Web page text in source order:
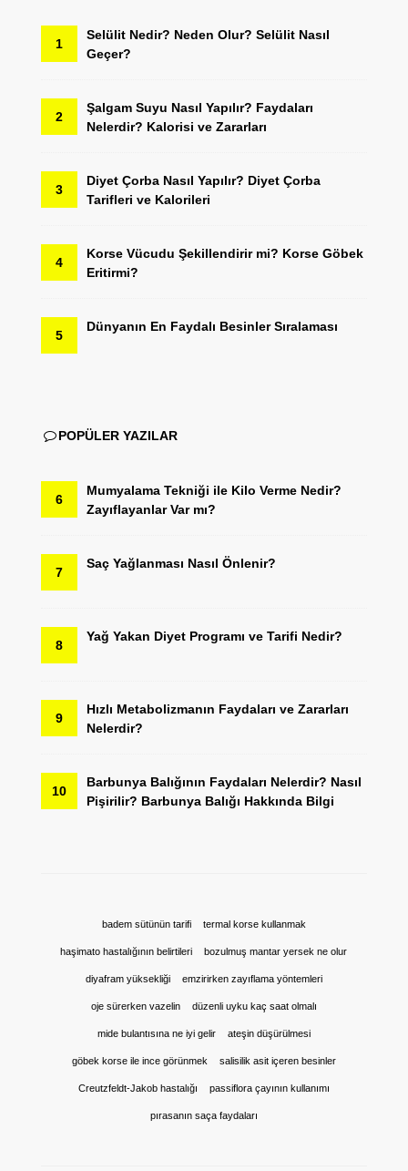
1
Selülit Nedir? Neden Olur? Selülit Nasıl
Geçer?
2
Şalgam Suyu Nasıl Yapılır? Faydaları
Nelerdir? Kalorisi ve Zararları
3
Diyet Çorba Nasıl Yapılır? Diyet Çorba
Tarifleri ve Kalorileri
4
Korse Vücudu Şekillendirir mi? Korse Göbek
Eritirmi?
5
Dünyanın En Faydalı Besinler Sıralaması
POPÜLER YAZILAR
6
Mumyalama Tekniği ile Kilo Verme Nedir?
Zayıflayanlar Var mı?
7
Saç Yağlanması Nasıl Önlenir?
8
Yağ Yakan Diyet Programı ve Tarifi Nedir?
9
Hızlı Metabolizmanın Faydaları ve Zararları
Nelerdir?
10
Barbunya Balığının Faydaları Nelerdir? Nasıl
Pişirilir? Barbunya Balığı Hakkında Bilgi
badem sütünün tarifi termal korse kullanmak
haşimato hastalığının belirtileri bozulmuş mantar yersek ne olur
diyafram yüksekliği emzirirken zayıflama yöntemleri
oje sürerken vazelin düzenli uyku kaç saat olmalı
mide bulantısına ne iyi gelir ateşin düşürülmesi
göbek korse ile ince görünmek salisilik asit içeren besinler
Creutzfeldt-Jakob hastalığı passiflora çayının kullanımı
pırasanın saça faydaları